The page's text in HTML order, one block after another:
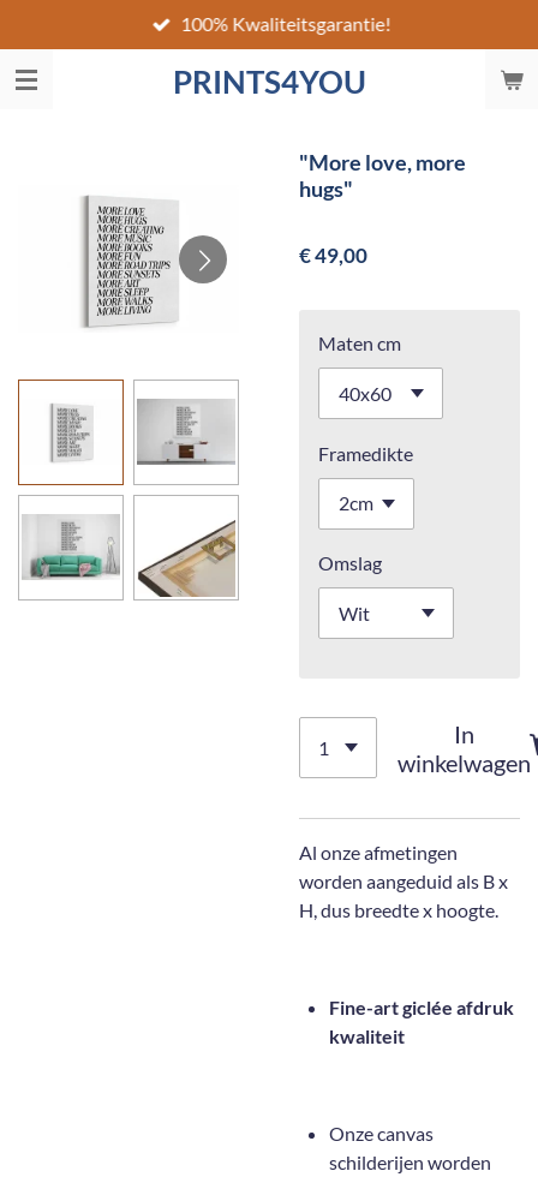
direct
naar
PRINTS4YOU
100% Kwaliteitsgarantie!
"More love, more
hugs"
€ 49,00
Maten cm
Framedikte
Omslag
In
winkelwagen
Al onze afmetingen
worden aangeduid als B x
H, dus breedte x hoogte.
Fine-art giclée afdruk
kwaliteit
Onze canvas
schilderijen worden